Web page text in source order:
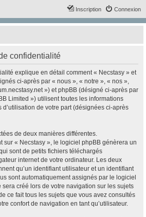
Connexion
Inscription
confidentialité
explique en détail comment « Necstasy » et
ci-après par « nous », « notre », « nos »,
») et phpBB (désigné ci-après par
Limited ») utilisent toutes les informations
de votre part (désignées ci-après
de deux manières différentes.
sur « Necstasy », le logiciel phpBB génèrera un
sont de petits fichiers téléchargés
internet de votre ordinateur. Les deux
qu’un identifiant utilisateur et un identifiant
sont automatiquement assignés par le logiciel
créé lors de votre navigation sur les sujets
ce fait tous les sujets que vous avez consultés
confort de navigation en tant qu’utilisateur.